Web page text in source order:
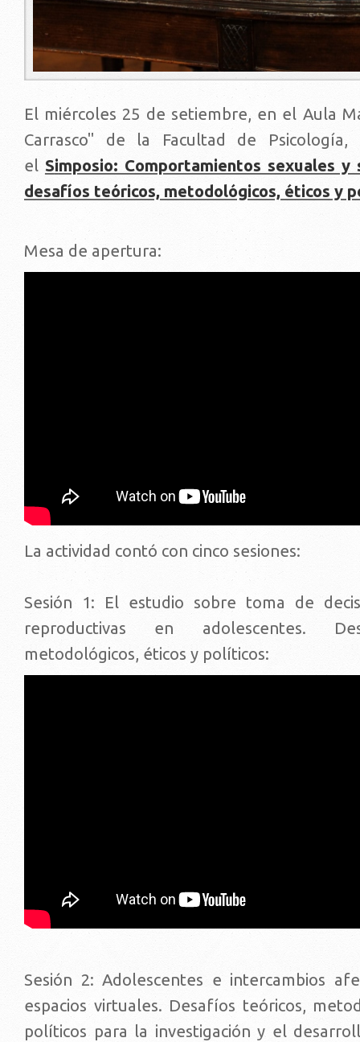
El miércoles 25 de setiembre, en el Aula
Carrasco" de la Facultad de
el Simposio: Comportamientos sexuales y
desafíos teóricos, metodológicos, éticos y
Mesa de apertura:
La actividad contó con cinco sesiones:
Sesión 1: El estudio sobre toma de
reproductivas en adolescentes.
metodológicos, éticos y políticos:
Sesión 2: Adolescentes e intercambios
espacios virtuales. Desafíos teóricos,
políticos para la investigación y el